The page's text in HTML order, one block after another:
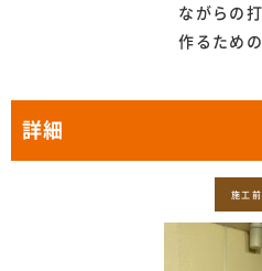
ながらの
作るため
詳細
施工前